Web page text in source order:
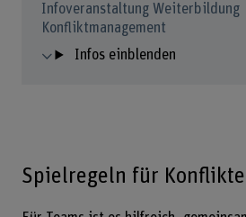
Infoveranstaltung Weiterbildung
Konfliktmanagement
Infos einblenden
Spielregeln für Konflikte